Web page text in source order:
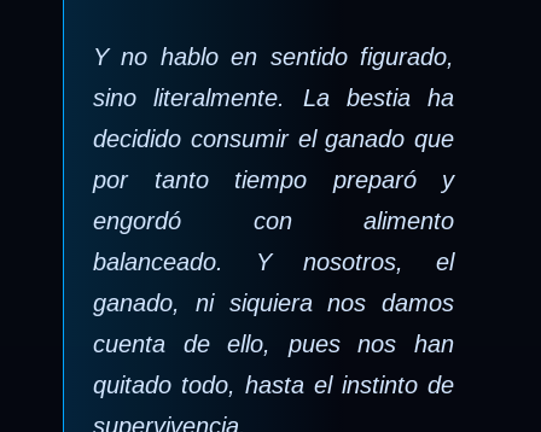
Y no hablo en sentido figurado,
sino literalmente. La bestia ha
decidido consumir el ganado que
por tanto tiempo preparó y
engordó con alimento
balanceado. Y nosotros, el
ganado, ni siquiera nos damos
cuenta de ello, pues nos han
quitado todo, hasta el instinto de
supervivencia.